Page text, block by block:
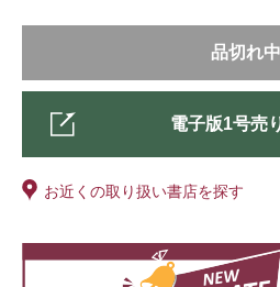
品切れ中
電子版1号売
お近くの取り扱い書店を探す